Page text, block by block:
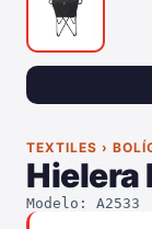
TEXTILES ›
Hielera
Modelo: A2533